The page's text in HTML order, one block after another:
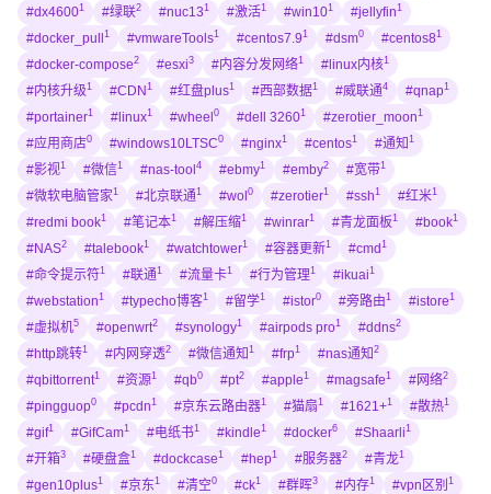
#dx46001 #绿联2 #nuc13 1 #激活1 #win101 #jellyfin 1
#docker_pull 1 #vmwareTools1 #centos7.9 1 #dsm0 #centos81
#docker-compose2 #esxi3 #内容分发网络1 #linux内核1
#内核升级 1 #CDN 1 #红盘plus1 #西部数据1 #威联通4 #qnap1
#portainer1 #linux1 #wheel 0 #dell 32601 #zerotier_moon 1
#应用商店0 #windows10LTSC0 #nginx1 #centos1 #通知 1
#影视1 #微信1 #nas-tool 4 #ebmy1 #emby2 #宽带 1
#微软电脑管家1 #北京联通1 #wol 0 #zerotier1 #ssh 1 #红米1
#redmi book1 #笔记本1 #解压缩1 #winrar1 #青龙面板 1 #book1
#NAS2 #talebook1 #watchtower1 #容器更新1 #cmd 1
#命令提示符1 #联通1 #流量卡1 #行为管理1 #ikuai 1
#webstation 1 #typecho博客1 #留学1 #istor0 #旁路由 1 #istore 1
#虚拟机5 #openwrt2 #synology1 #airpods pro1 #ddns2
#http跳转1 #内网穿透2 #微信通知 1 #frp1 #nas通知 2
#qbittorrent1 #资源1 #qb0 #pt2 #apple 1 #magsafe 1 #网络2
#pingguop0 #pcdn 1 #京东云路由器1 #猫扇 1 #1621+1 #散热1
#gif1 #GifCam1 #电纸书1 #kindle 1 #docker6 #Shaarli 1
#开箱3 #硬盘盒1 #dockcase 1 #hep1 #服务器2 #青龙1
#gen10plus1 #京东 1 #清空0 #ck1 #群晖3 #内存1 #vpn区别 1